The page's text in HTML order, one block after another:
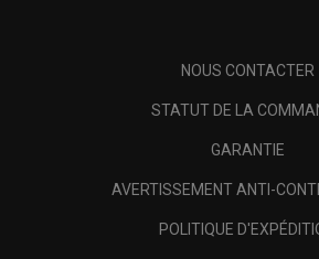
NOUS CONTACTER
STATUT DE LA
GARANTIE
AVERTISSEMENT ANTI-
POLITIQUE